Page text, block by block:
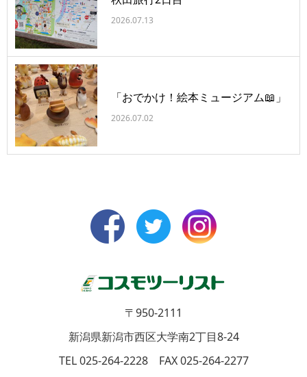
2026.07.13
「おでかけ！絵本ミュージアム📖」
2026.07.02
〒950-2111
新潟県新潟市西区大学南2丁目8-24
TEL 025-264-2228 FAX 025-264-2277